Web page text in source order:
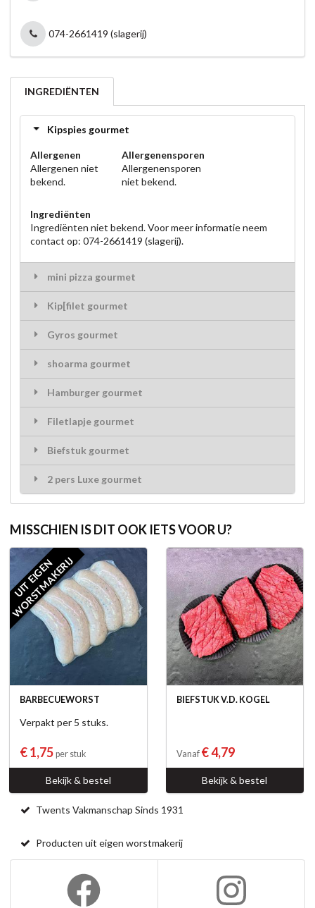
074-2661419 (slagerij)
INGREDIËNTEN
Kipspies gourmet
Allergenen
Allergenen niet
bekend.
Allergenensporen
Allergenensporen
niet bekend.
Ingrediënten
Ingrediënten niet bekend. Voor meer informatie neem
contact op: 074-2661419 (slagerij).
mini pizza gourmet
Kip[filet gourmet
Gyros gourmet
shoarma gourmet
Hamburger gourmet
Filetlapje gourmet
Biefstuk gourmet
2 pers Luxe gourmet
MISSCHIEN IS DIT OOK IETS VOOR U?
U
I
T
E
I
G
E
N
W
O
R
S
T
M
A
K
E
R
I
J
BARBECUEWORST
Verpakt per 5 stuks.
€ 1,75 per stuk
Bekijk & bestel
BIEFSTUK V.D. KOGEL
Vanaf € 4,79
Bekijk & bestel
Twents Vakmanschap Sinds 1931
Producten uit eigen worstmakerij